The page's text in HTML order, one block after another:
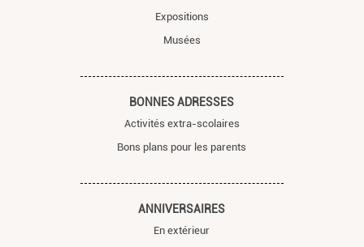
Expositions
Musées
BONNES ADRESSES
Activités extra-scolaires
Bons plans pour les parents
ANNIVERSAIRES
En extérieur